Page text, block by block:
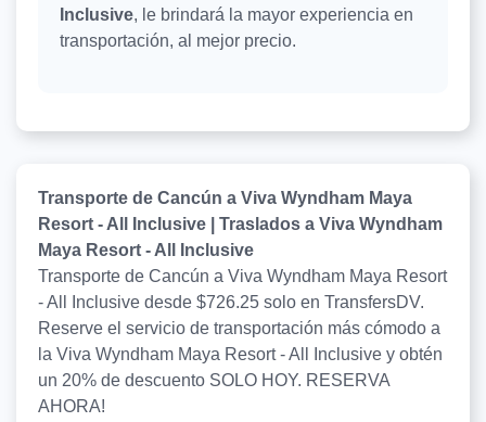
Inclusive, le brindará la mayor experiencia en
transportación, al mejor precio.
Transporte de Cancún a Viva Wyndham Maya
Resort - All Inclusive | Traslados a Viva Wyndham
Maya Resort - All Inclusive
Transporte de Cancún a Viva Wyndham Maya Resort
- All Inclusive desde $726.25 solo en TransfersDV.
Reserve el servicio de transportación más cómodo a
la Viva Wyndham Maya Resort - All Inclusive y obtén
un 20% de descuento SOLO HOY. RESERVA
AHORA!